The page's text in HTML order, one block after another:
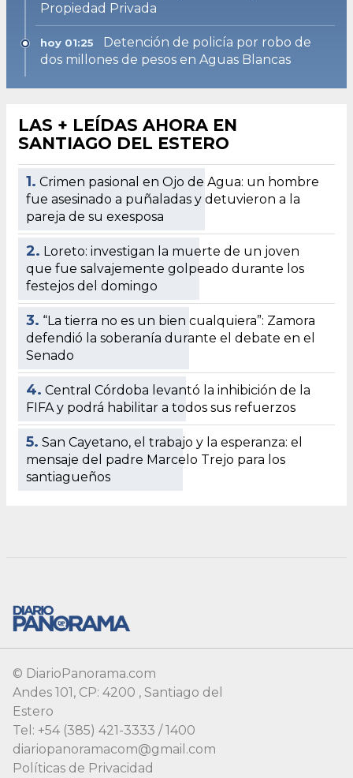
© DiarioPanorama.com
Andes 101, CP: 4200 , Santiago del
Estero
Tel: +54 (385) 421-3333 / 1400
diariopanoramacom@gmail.com
Políticas de Privacidad